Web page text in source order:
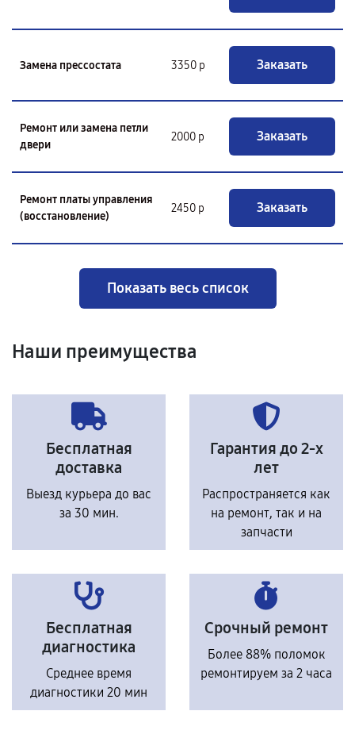
Замена прессостата 3350 р Заказать
Ремонт или замена петли
двери
2000 р Заказать
Ремонт платы управления
(восстановление)
2450 р Заказать
Показать весь список
Наши преимущества
Бесплатная
доставка
Выезд курьера до вас
за 30 мин.
Гарантия до 2-х
лет
Распространяется как
на ремонт, так и на
запчасти
Бесплатная
диагностика
Среднее время
диагностики 20 мин
Срочный ремонт
Более 88% поломок
ремонтируем за 2 часа